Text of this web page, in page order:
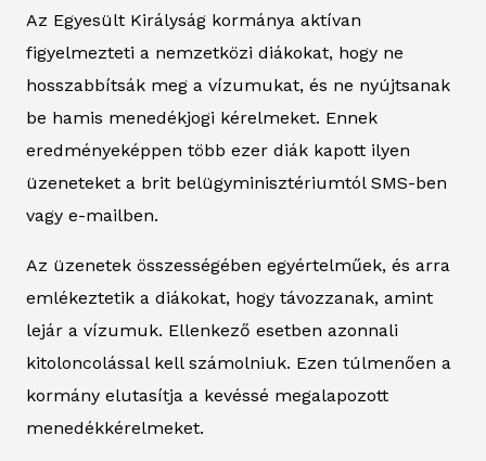
Az Egyesült Királyság kormánya aktívan
figyelmezteti a nemzetközi diákokat, hogy ne
hosszabbítsák meg a vízumukat, és ne nyújtsanak
be hamis menedékjogi kérelmeket. Ennek
eredményeképpen több ezer diák kapott ilyen
üzeneteket a brit belügyminisztériumtól SMS-ben
vagy e-mailben.
Az üzenetek összességében egyértelműek, és arra
emlékeztetik a diákokat, hogy távozzanak, amint
lejár a vízumuk. Ellenkező esetben azonnali
kitoloncolással kell számolniuk. Ezen túlmenően a
kormány elutasítja a kevéssé megalapozott
menedékkérelmeket.